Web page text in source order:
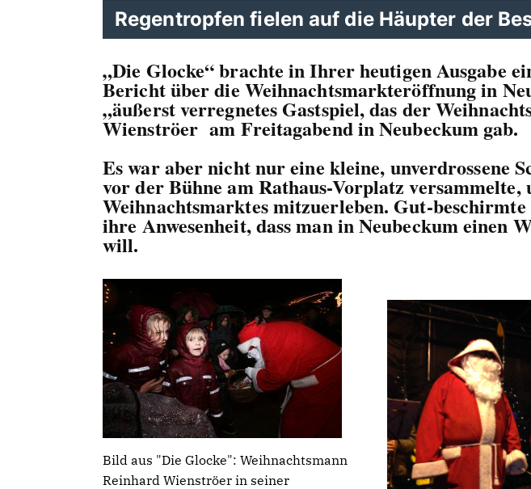
Regentropfen fielen auf die Häupter der
Die Glocke“ brachte in Ihrer heutigen Ausgabe
Bericht über die Weihnachtsmarkteröffnung in
äußerst verregnetes Gastspiel, das der
Wienströer am Freitagabend in Neubeckum gab.
Es war aber nicht nur eine kleine, unverdrossene
vor der Bühne am Rathaus-Vorplatz
Weihnachtsmarktes mitzuerleben. Gut-
ihre Anwesenheit, dass man in Neubeckum einen
will.
Bild aus "Die Glocke": Weihnachtsmann
Reinhard Wienströer in seiner